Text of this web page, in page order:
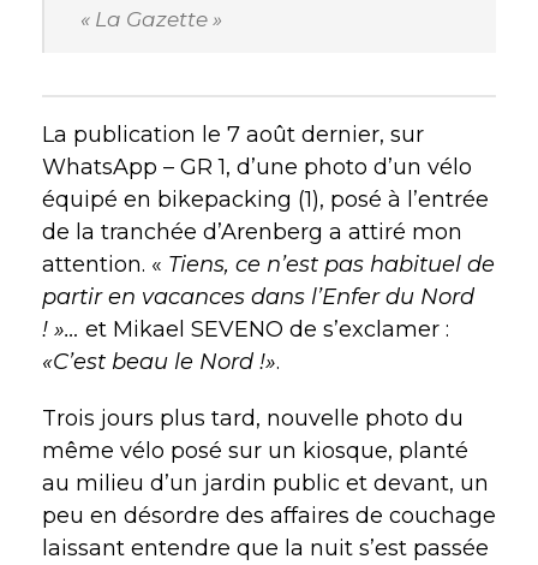
« La Gazette »
La publication le 7 août dernier, sur
WhatsApp – GR 1, d’une photo d’un vélo
équipé en bikepacking (1), posé à l’entrée
de la tranchée d’Arenberg a attiré mon
attention. « Tiens, ce n’est pas habituel de
partir en vacances dans l’Enfer du Nord
! »… et Mikael SEVENO de s’exclamer :
«C’est beau le Nord !».
Trois jours plus tard, nouvelle photo du
même vélo posé sur un kiosque, planté
au milieu d’un jardin public et devant, un
peu en désordre des affaires de couchage
laissant entendre que la nuit s’est passée